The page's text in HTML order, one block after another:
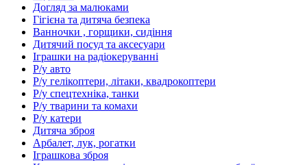
Догляд за малюками
Гігієна та дитяча безпека
Ванночки , горщики, сидіння
Дитячий посуд та аксесуари
Іграшки на радіокеруванні
Р/у авто
Р/у гелікоптери, літаки, квадрокоптери
Р/у спецтехніка, танки
Р/у тварини та комахи
Р/у катери
Дитяча зброя
Арбалет, лук, рогатки
Іграшкова зброя